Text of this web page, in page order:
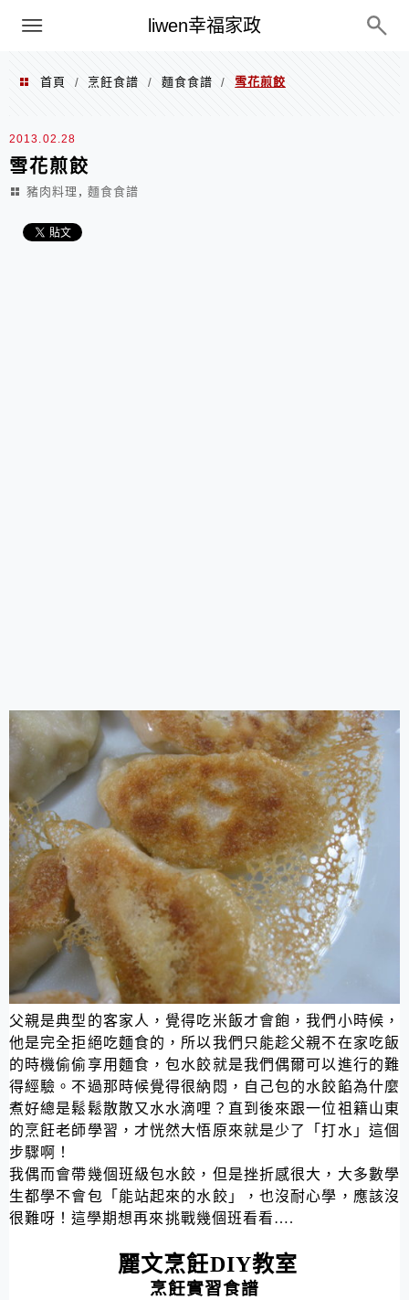
liwen幸福家政
menu
首頁 / 烹飪食譜 / 麵食食譜 / 雪花煎餃
2013.02.28
雪花煎餃
豬肉料理 , 麵食食譜
父親是典型的客家人，覺得吃米飯才會飽，我們小時候，
他是完全拒絕吃麵食的，所以我們只能趁父親不在家吃飯
的時機偷偷享用麵食，包水餃就是我們偶爾可以進行的難
得經驗。不過那時候覺得很納悶，自己包的水餃餡為什麼
煮好總是鬆鬆散散又水水滴哩？直到後來跟一位祖籍山東
的烹飪老師學習，才恍然大悟原來就是少了「打水」這個
步驟啊！
我偶而會帶幾個班級包水餃，但是挫折感很大，大多數學
生都學不會包「能站起來的水餃」，也沒耐心學，應該沒
很難呀！這學期想再來挑戰幾個班看看….
麗文烹飪DIY教室
烹飪實習食譜